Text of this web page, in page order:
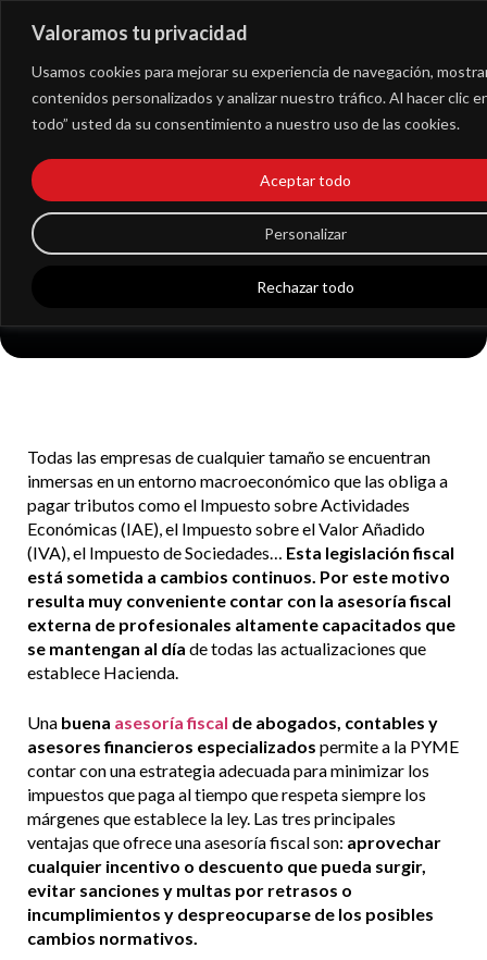
Valoramos tu privacidad
Usamos cookies para mejorar su experiencia de navegación,
contenidos personalizados y analizar nuestro tráfico. Al hacer clic
todo” usted da su consentimiento a nuestro uso de las cookies.
Personalizar
Rechazar todo
Aceptar todo
Por qué necesita tu
PYME una asesoría
fiscal
Todas las empresas de cualquier tamaño se encuentran
inmersas en un entorno macroeconómico que las obliga a
pagar tributos como el Impuesto sobre Actividades
Económicas (IAE), el Impuesto sobre el Valor Añadido
(IVA), el Impuesto de Sociedades… Esta legislación fiscal
está sometida a cambios continuos. Por este motivo
resulta muy conveniente contar con la asesoría fiscal
externa de profesionales altamente capacitados que
se mantengan al día de todas las actualizaciones que
establece Hacienda.
Una buena asesoría fiscal de abogados, contables y
asesores financieros especializados permite a la PYME
contar con una estrategia adecuada para minimizar los
impuestos que paga al tiempo que respeta siempre los
márgenes que establece la ley. Las tres principales
ventajas que ofrece una asesoría fiscal son: aprovechar
cualquier incentivo o descuento que pueda surgir,
evitar sanciones y multas por retrasos o
incumplimientos y despreocuparse de los posibles
cambios normativos.